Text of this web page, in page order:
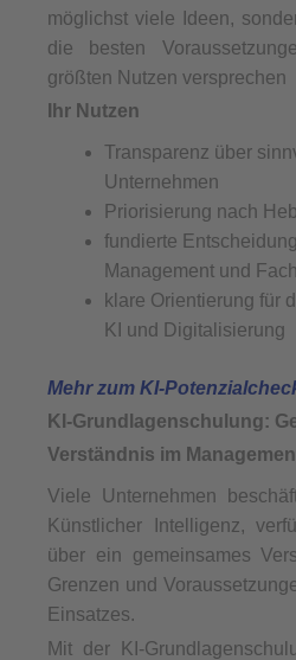
möglichst viele Ideen,
die besten
größten Nutzen versprechen
Ihr Nutzen
Transparenz über
Unternehmen
Priorisierung nach
fundierte
Management und
klare Orientierung für
KI und Digitalisierung
Mehr zum KI-
KI-Grundlagenschulung:
Verständnis im
Viele Unternehmen
Künstlicher Intelligenz,
über ein gemeinsames
Grenzen und
Einsatzes.
Mit der KI-